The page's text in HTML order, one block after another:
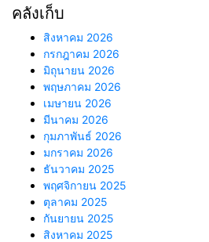
คลังเก็บ
สิงหาคม 2026
กรกฎาคม 2026
มิถุนายน 2026
พฤษภาคม 2026
เมษายน 2026
มีนาคม 2026
กุมภาพันธ์ 2026
มกราคม 2026
ธันวาคม 2025
พฤศจิกายน 2025
ตุลาคม 2025
กันยายน 2025
สิงหาคม 2025